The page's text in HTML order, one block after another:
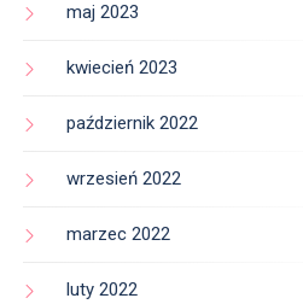
maj 2023
kwiecień 2023
październik 2022
wrzesień 2022
marzec 2022
luty 2022